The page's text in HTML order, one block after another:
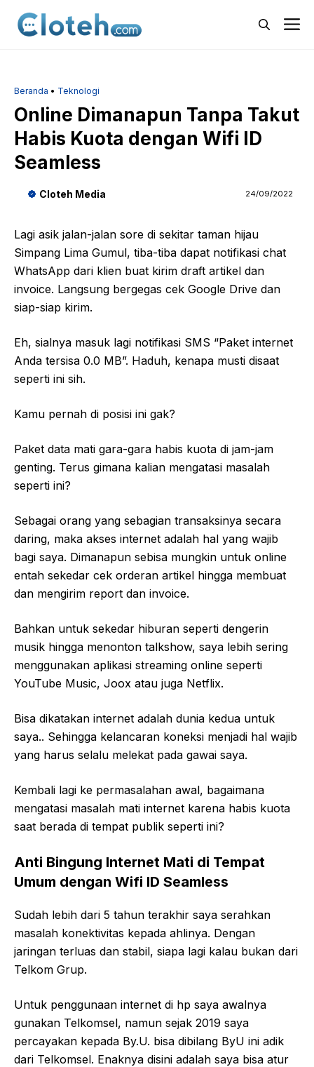
Beranda • Teknologi
Online Dimanapun Tanpa Takut
Habis Kuota dengan Wifi ID
Seamless
Cloteh Media 24/09/2022
Lagi asik jalan-jalan sore di sekitar taman hijau
Simpang Lima Gumul, tiba-tiba dapat notifikasi chat
WhatsApp dari klien buat kirim draft artikel dan
invoice. Langsung bergegas cek Google Drive dan
siap-siap kirim.
Eh, sialnya masuk lagi notifikasi SMS “Paket internet
Anda tersisa 0.0 MB”. Haduh, kenapa musti disaat
seperti ini sih.
Kamu pernah di posisi ini gak?
Paket data mati gara-gara habis kuota di jam-jam
genting. Terus gimana kalian mengatasi masalah
seperti ini?
Sebagai orang yang sebagian transaksinya secara
daring, maka akses internet adalah hal yang wajib
bagi saya. Dimanapun sebisa mungkin untuk online
entah sekedar cek orderan artikel hingga membuat
dan mengirim report dan invoice.
Bahkan untuk sekedar hiburan seperti dengerin
musik hingga menonton talkshow, saya lebih sering
menggunakan aplikasi streaming online seperti
YouTube Music, Joox atau juga Netflix.
Bisa dikatakan internet adalah dunia kedua untuk
saya.. Sehingga kelancaran koneksi menjadi hal wajib
yang harus selalu melekat pada gawai saya.
Kembali lagi ke permasalahan awal, bagaimana
mengatasi masalah mati internet karena habis kuota
saat berada di tempat publik seperti ini?
Anti Bingung Internet Mati di Tempat
Umum dengan Wifi ID Seamless
Sudah lebih dari 5 tahun terakhir saya serahkan
masalah konektivitas kepada ahlinya. Dengan
jaringan terluas dan stabil, siapa lagi kalau bukan dari
Telkom Grup.
Untuk penggunaan internet di hp saya awalnya
gunakan Telkomsel, namun sejak 2019 saya
percayakan kepada By.U. bisa dibilang ByU ini adik
dari Telkomsel. Enaknya disini adalah saya bisa atur